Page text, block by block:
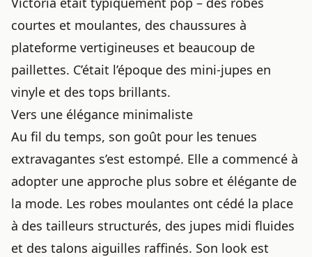
courtes et moulantes, des chaussures à
plateforme vertigineuses et beaucoup de
paillettes. C’était l’époque des mini-jupes en
vinyle et des tops brillants.
Vers une élégance minimaliste
Au fil du temps, son goût pour les tenues
extravagantes s’est estompé. Elle a commencé à
adopter une approche plus sobre et élégante de
la mode. Les robes moulantes ont cédé la place
à des tailleurs structurés, des jupes midi fluides
et des talons aiguilles raffinés. Son look est